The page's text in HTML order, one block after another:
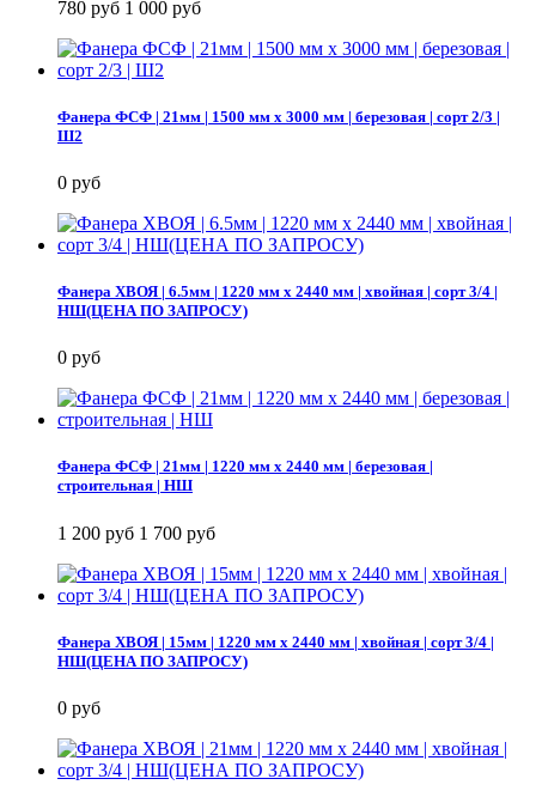
780 руб 1 000 руб
Фанера ФСФ | 21мм | 1500 мм х 3000 мм | березовая | сорт 2/3 |
Ш2
0 руб
Фанера ХВОЯ | 6.5мм | 1220 мм х 2440 мм | хвойная | сорт 3/4 |
НШ(ЦЕНА ПО ЗАПРОСУ)
0 руб
Фанера ФСФ | 21мм | 1220 мм х 2440 мм | березовая |
строительная | НШ
1 200 руб 1 700 руб
Фанера ХВОЯ | 15мм | 1220 мм х 2440 мм | хвойная | сорт 3/4 |
НШ(ЦЕНА ПО ЗАПРОСУ)
0 руб